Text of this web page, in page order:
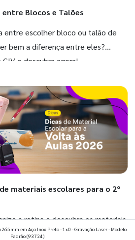
Blocos e Talões
entre escolher bloco ou talão de
bem a diferença entre eles?
e descubra agora!
materiais escolares para o 2º
a rotina e descubra os materiais
para começar o segundo
em Aço Inox Preto - 1x0 - Gravação Laser - Modelo
Padrão(93724)